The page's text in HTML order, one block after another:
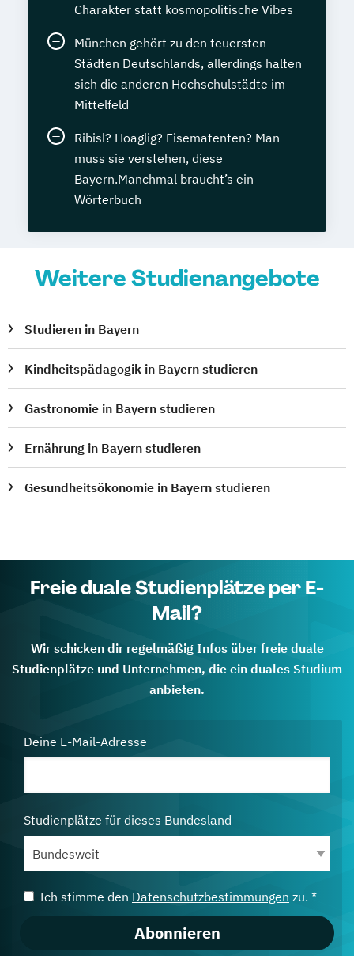
Charakter statt kosmopolitische Vibes
München gehört zu den teuersten
Städten Deutschlands, allerdings halten
sich die anderen Hochschulstädte im
Mittelfeld
Ribisl? Hoaglig? Fisematenten? Man
muss sie verstehen, diese
Bayern.Manchmal braucht’s ein
Wörterbuch
Weitere Studienangebote
Studieren in Bayern
Kindheitspädagogik in Bayern studieren
Gastronomie in Bayern studieren
Ernährung in Bayern studieren
Gesundheitsökonomie in Bayern studieren
Freie duale Studienplätze per E-
Mail?
Wir schicken dir regelmäßig Infos über freie duale
Studienplätze und Unternehmen, die ein duales Studium
anbieten.
Deine E-Mail-Adresse
Studienplätze für dieses Bundesland
Ich stimme den Datenschutzbestimmungen zu. *
Abonnieren